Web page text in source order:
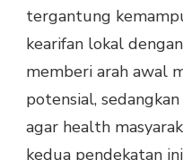
tergantung
kearifan lokal
memberi arah awal
potensial,
agar health
kedua pendekatan